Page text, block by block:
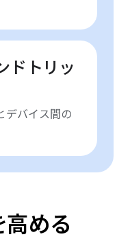
ドトリッ
デバイス間の
める